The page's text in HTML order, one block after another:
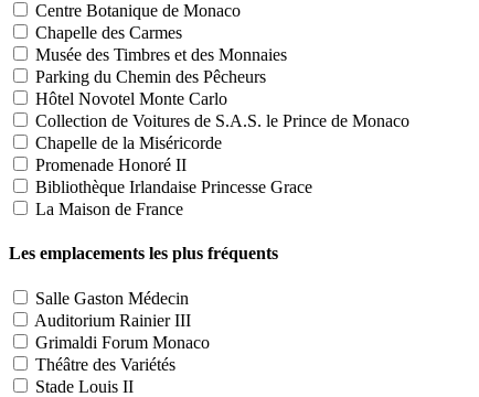
Centre Botanique de Monaco
Chapelle des Carmes
Musée des Timbres et des Monnaies
Parking du Chemin des Pêcheurs
Hôtel Novotel Monte Carlo
Collection de Voitures de S.A.S. le Prince de Monaco
Chapelle de la Miséricorde
Promenade Honoré II
Bibliothèque Irlandaise Princesse Grace
La Maison de France
Les emplacements les plus fréquents
Salle Gaston Médecin
Auditorium Rainier III
Grimaldi Forum Monaco
Théâtre des Variétés
Stade Louis II